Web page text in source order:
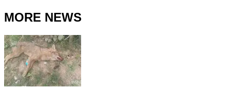
MORE NEWS